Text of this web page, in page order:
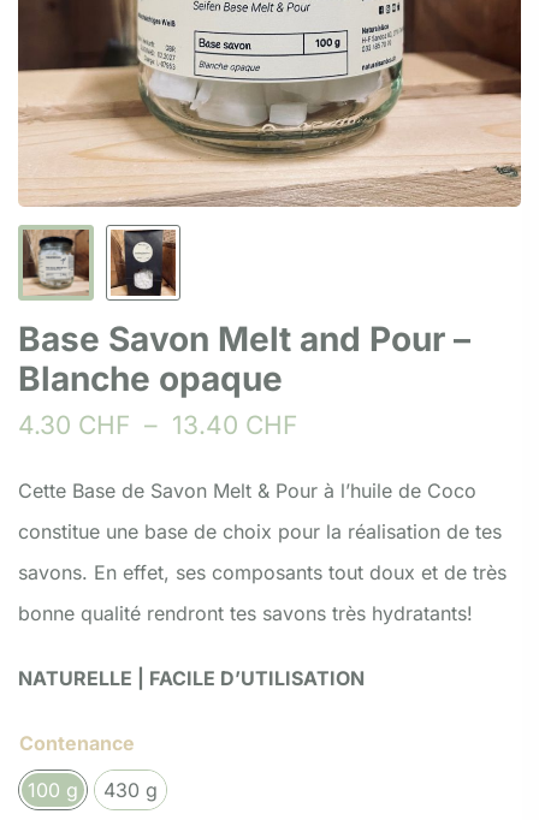
Base Savon Melt and Pour –
Blanche opaque
4.30 CHF – 13.40 CHF
Cette Base de Savon Melt & Pour à l’huile de Coco
constitue une base de choix pour la réalisation de tes
savons. En effet, ses composants tout doux et de très
bonne qualité rendront tes savons très hydratants!
NATURELLE | FACILE D’UTILISATION
Contenance
100 g
430 g